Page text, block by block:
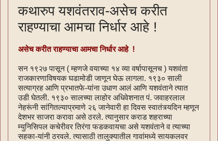
कथारुप यशवंतराव-असेच करीत
राहण्याचा आमचा निर्धार आहे !
असेच करीत राहण्याचा आमचा निर्धार आहे !
सन १९२७ पासून ( म्हणजे वयाच्या १४ व्या वर्षापासूनच ) यशवंता
राजकारणाविषयक घडामोडी जाणून घेऊ लागला. १९३० साली
सत्याग्रह आणि प्रभातफे-यांना उधाण आलं आणि यशवंताने त्यात
उडी घेतली. १९३० सालच्या लाहोर अधिवेशनात पं. जवाहरलाल
नेहरूंनी सांगितल्याप्रमाणे २६ जानेवारी हा दिवस स्वातंत्र्यदिन म्हणून
देशभर साजरा करावा असे ठरले. त्यानुसार कराड शहराच्या
म्युनिसिपल कचेरीवर तिरंगा फडकवायचा असे यशवंताने व त्याच्या
सहका-यांनी ठरवले. त्यासाठी तालुक्यातील गावांमध्ये सायकलवर